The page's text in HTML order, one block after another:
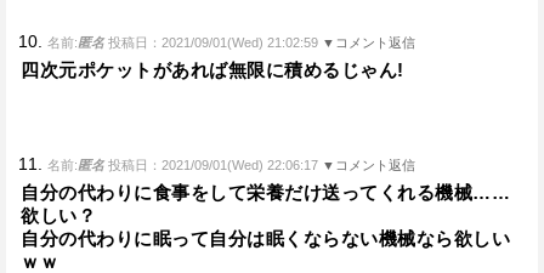
10. 名前:匿名 投稿日：2021/09/01(Wed) 21:02:59 ▼コメント返信
四次元ポケットがあれば無限に積めるじゃん!
11. 名前:匿名 投稿日：2021/09/01(Wed) 22:06:17 ▼コメント返信
自分の代わりに食事をして栄養だけ送ってくれる機械……
欲しい？
自分の代わりに眠って自分は眠くならない機械なら欲しい
ｗｗ